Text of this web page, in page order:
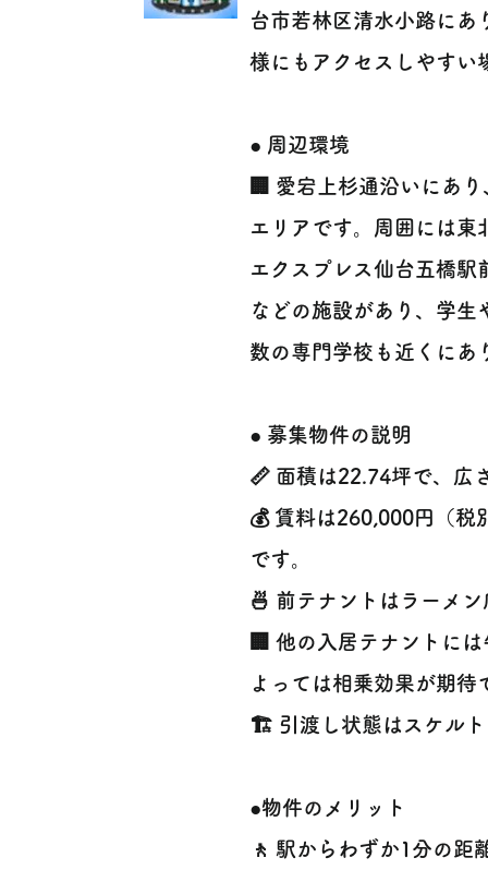
台市若林区清水小路にあ
様にもアクセスしやすい
● 周辺環境
🏢 愛宕上杉通沿いにあ
エリアです。周囲には東
エクスプレス仙台五橋駅
などの施設があり、学生
数の専門学校も近くにあ
● 募集物件の説明
📏 面積は22.74坪で、広
💰 賃料は260,000円（税
です。
🍜 前テナントはラーメン
🏢 他の入居テナントに
よっては相乗効果が期待
🏗️ 引渡し状態はスケル
●物件のメリット
🚶 駅からわずか1分の距